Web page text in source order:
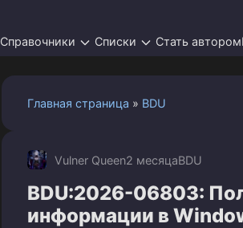
Справочники Списки Стать автором
Главная страница » BDU
Vulner Queen2 месяцаBDU
BDU:2026-06803:
информации в